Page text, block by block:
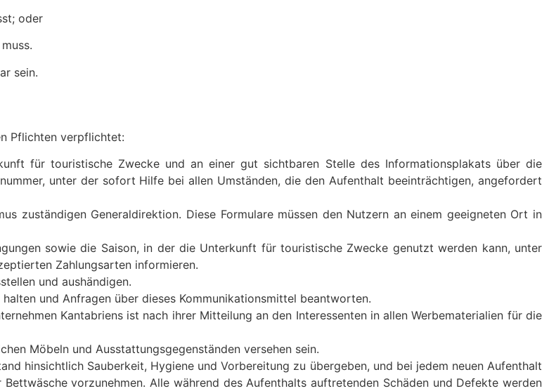
oder
sein.
Pflichten verpflichtet:
für touristische Zwecke und an einer gut sichtbaren Stelle des Informationsplakats über die
unter der sofort Hilfe bei allen Umständen, die den Aufenthalt beeinträchtigen, angefordert
zuständigen Generaldirektion. Diese Formulare müssen den Nutzern an einem geeigneten Ort in
sowie die Saison, in der die Unterkunft für touristische Zwecke genutzt werden kann, unter
Zahlungsarten informieren.
und aushändigen.
und Anfragen über dieses Kommunikationsmittel beantworten.
Kantabriens ist nach ihrer Mitteilung an den Interessenten in allen Werbematerialien für die
Möbeln und Ausstattungsgegenständen versehen sein.
hinsichtlich Sauberkeit, Hygiene und Vorbereitung zu übergeben, und bei jedem neuen Aufenthalt
vorzunehmen. Alle während des Aufenthalts auftretenden Schäden und Defekte werden